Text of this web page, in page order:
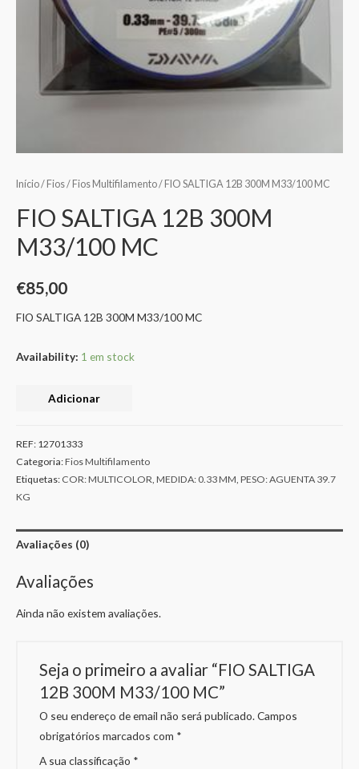
Início/ Fios/ Fios Multifilamento/ FIO SALTIGA 12B 300M M33/100 MC
FIO SALTIGA 12B 300M
M33/100 MC
€85,00
FIO SALTIGA 12B 300M M33/100 MC
Availability: 1 em stock
Adicionar
REF: 12701333
Categoria:Fios Multifilamento
Etiquetas: COR: MULTICOLOR, MEDIDA: 0.33 MM, PESO: AGUENTA 39.7
KG
Avaliações (0)
Avaliações
Ainda não existem avaliações.
Seja o primeiro a avaliar “FIO SALTIGA
12B 300M M33/100 MC”
O seu endereço de email não será publicado. Campos
obrigatórios marcados com *
A sua classificação *